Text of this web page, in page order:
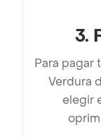
3.
Para pagar
Verdura
elegir